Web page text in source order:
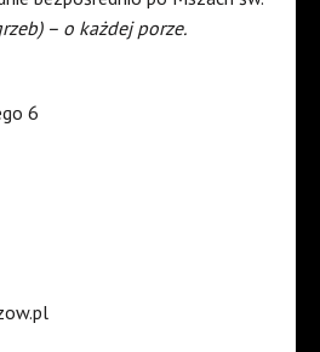
– o każdej porze.
6